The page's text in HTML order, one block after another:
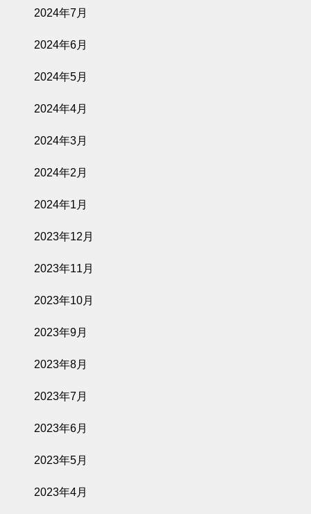
2024年7月
2024年6月
2024年5月
2024年4月
2024年3月
2024年2月
2024年1月
2023年12月
2023年11月
2023年10月
2023年9月
2023年8月
2023年7月
2023年6月
2023年5月
2023年4月